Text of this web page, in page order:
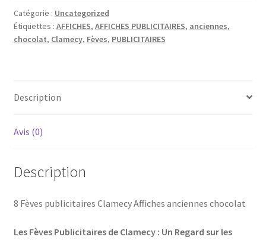
Catégorie : Uncategorized
Étiquettes : AFFICHES, AFFICHES PUBLICITAIRES, anciennes,
chocolat, Clamecy, Fèves, PUBLICITAIRES
Description
Avis (0)
Description
8 Fèves publicitaires Clamecy Affiches anciennes chocolat
Les Fèves Publicitaires de Clamecy : Un Regard sur les